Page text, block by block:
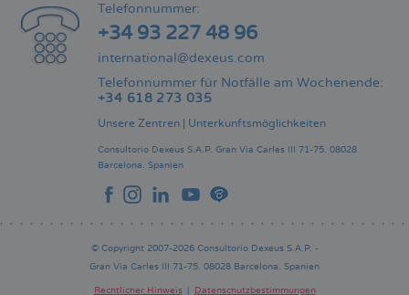
Telefonnummer:
+34 93 227 48 96
international@dexeus.com
Telefonnummer für Notfälle am Wochenende:
+34 618 273 035
Unsere Zentren Unterkunftsmöglichkeiten
Consultorio Dexeus S.A.P. Gran Via Carles III 71-75. 08028
Barcelona. Spanien
© Copyright 2007-2026 Consultorio Dexeus S.A.P. -
Gran Via Carles III 71-75. 08028 Barcelona. Spanien
Rechtlicher Hinweis Datenschutzbestimmungen